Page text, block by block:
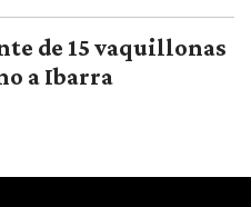
de 15 vaquillonas
a Ibarra